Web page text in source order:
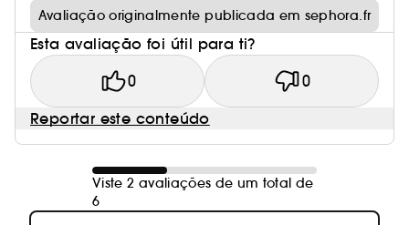
Avaliação originalmente publicada em sephora.fr
Esta avaliação foi útil para ti?
0 0
Reportar este conteúdo
Viste 2 avaliações de um total de
6